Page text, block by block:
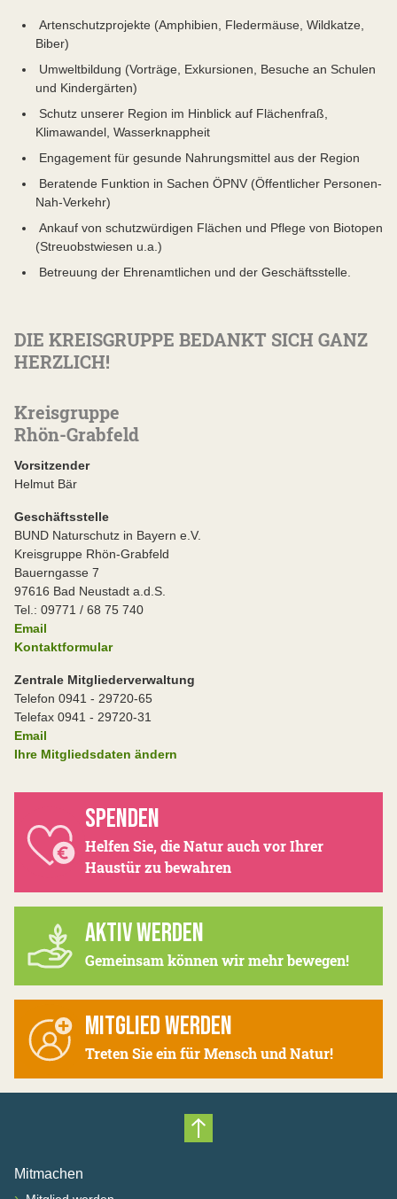
Artenschutzprojekte (Amphibien, Fledermäuse, Wildkatze,
Biber)
Umweltbildung (Vorträge, Exkursionen, Besuche an Schulen
und Kindergärten)
Schutz unserer Region im Hinblick auf Flächenfraß,
Klimawandel, Wasserknappheit
Engagement für gesunde Nahrungsmittel aus der Region
Beratende Funktion in Sachen ÖPNV (Öffentlicher Personen-
Nah-Verkehr)
Ankauf von schutzwürdigen Flächen und Pflege von Biotopen
(Streuobstwiesen u.a.)
Betreuung der Ehrenamtlichen und der Geschäftsstelle.
DIE KREISGRUPPE BEDANKT SICH GANZ
HERZLICH!
Kreisgruppe
Rhön-Grabfeld
Vorsitzender
Helmut Bär
Geschäftsstelle
BUND Naturschutz in Bayern e.V.
Kreisgruppe Rhön-Grabfeld
Bauerngasse 7
97616 Bad Neustadt a.d.S.
Tel.: 09771 / 68 75 740
Email
Kontaktformular
Zentrale Mitgliederverwaltung
Telefon 0941 - 29720-65
Telefax 0941 - 29720-31
Email
Ihre Mitgliedsdaten ändern
SPENDEN
Helfen Sie, die Natur auch vor Ihrer
Haustür zu bewahren
AKTIV WERDEN
Gemeinsam können wir mehr bewegen!
MITGLIED WERDEN
Treten Sie ein für Mensch und Natur!
Nach oben scrollen
Mitmachen